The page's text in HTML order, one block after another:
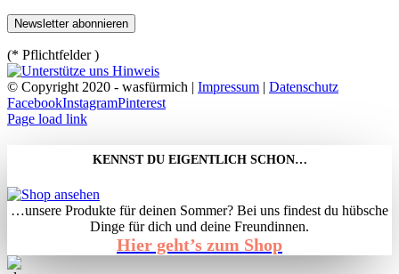
(* Pflichtfelder )
© Copyright 2020 - wasfürmich | Impressum | Datenschutz
FacebookInstagramPinterest
Page load link
KENNST DU EIGENTLICH SCHON…
…unsere Produkte für deinen Sommer? Bei uns findest du hübsche
Dinge für dich und deine Freundinnen.
Hier geht’s zum Shop